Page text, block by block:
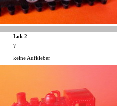
Lok 2
?
keine Aufkleber